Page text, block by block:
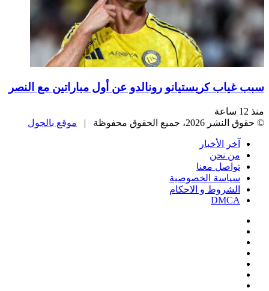
كريستيانو رونالدو عن أول مباراتين مع النصر
جميع الحقوق محفوظة | موقع بالجول
الأخبار
نحن
معنا
الخصوصية
و الاحكام